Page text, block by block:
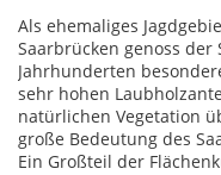
Als ehemaliges
Saarbrücken genoss
Jahrhunderten
sehr hohen
natürlichen Vegetation
große Bedeutung des
Ein Großteil der